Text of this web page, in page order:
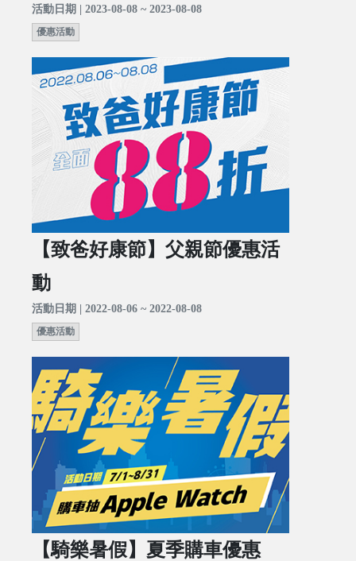
活動日期 | 2023-08-08 ~ 2023-08-08
優惠活動
【致爸好康節】父親節優惠活
動
活動日期 | 2022-08-06 ~ 2022-08-08
優惠活動
【騎樂暑假】夏季購車優惠